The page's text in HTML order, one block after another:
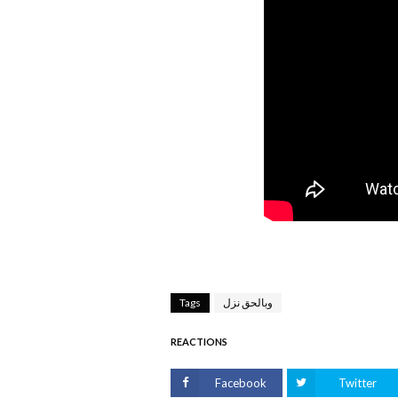
Tags وبالحق نزل
REACTIONS
Facebook Twitter